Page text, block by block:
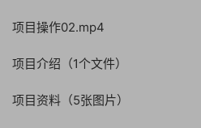
项目操作02.mp4
项目介绍（1个文件）
项目资料（5张图片）